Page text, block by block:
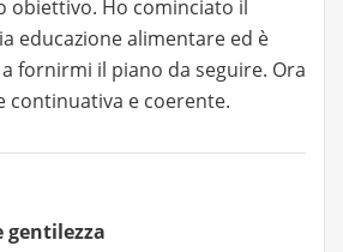
obiettivo. Ho cominciato il
educazione alimentare ed è
fornirmi il piano da seguire. Ora
continuativa e coerente.
gentilezza